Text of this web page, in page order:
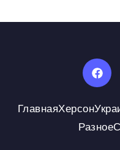
ГлавнаяХерсон
Разное